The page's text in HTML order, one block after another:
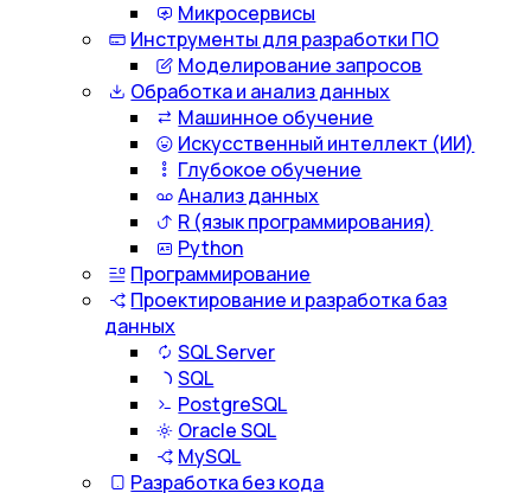
Микросервисы
Инструменты для разработки ПО
Моделирование запросов
Обработка и анализ данных
Машинное обучение
Искусственный интеллект (ИИ)
Глубокое обучение
Анализ данных
R (язык программирования)
Python
Программирование
Проектирование и разработка баз
данных
SQL Server
SQL
PostgreSQL
Oracle SQL
MySQL
Разработка без кода